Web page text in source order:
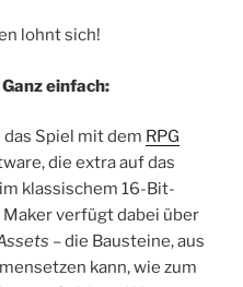
lohnt sich!
einfach:
Spiel mit dem RPG
die extra auf das
klassischem 16-Bit-
Maker verfügt dabei über
– die Bausteine, aus
kann, wie zum